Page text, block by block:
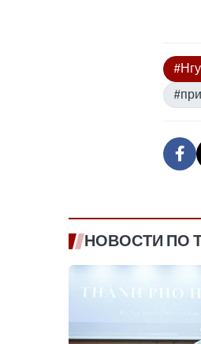
НОВОСТИ ПО